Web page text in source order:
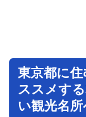
東京都に
ススメす
い観光名所